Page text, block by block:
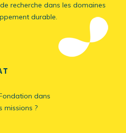
recherche dans les domaines
durable.
dans
missions ?